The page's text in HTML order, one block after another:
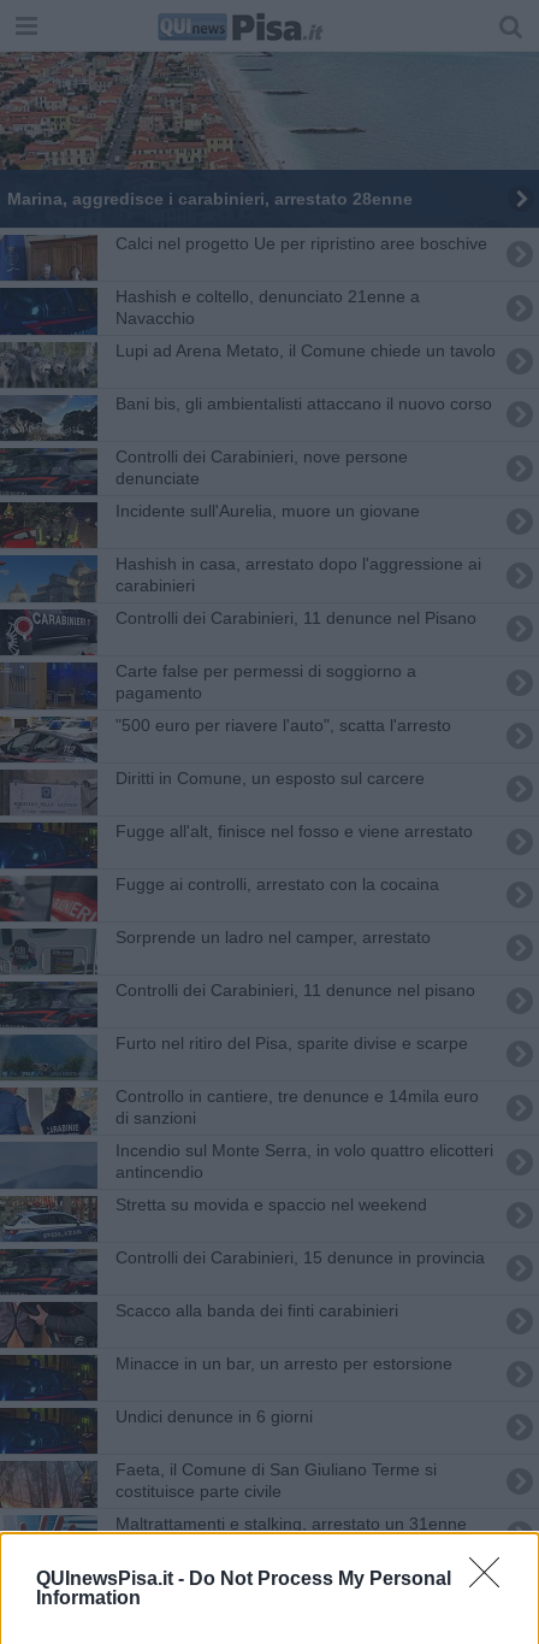
QUInewsPisa.it - Do Not Process My Personal
Information
Marina, aggredisce i carabinieri, arrestato 28enne
Calci nel progetto Ue per ripristino aree boschive
Hashish e coltello, denunciato 21enne a
Navacchio
Lupi ad Arena Metato, il Comune chiede un tavolo
Bani bis, gli ambientalisti attaccano il nuovo corso
Controlli dei Carabinieri, nove persone
denunciate
Incidente sull'Aurelia, muore un giovane
Hashish in casa, arrestato dopo l'aggressione ai
carabinieri
Controlli dei Carabinieri, 11 denunce nel Pisano
Carte false per permessi di soggiorno a
pagamento
"500 euro per riavere l'auto", scatta l'arresto
Diritti in Comune, un esposto sul carcere
Fugge all'alt, finisce nel fosso e viene arrestato
Fugge ai controlli, arrestato con la cocaina
Sorprende un ladro nel camper, arrestato
Controlli dei Carabinieri, 11 denunce nel pisano
Furto nel ritiro del Pisa, sparite divise e scarpe
Controllo in cantiere, tre denunce e 14mila euro
di sanzioni
Incendio sul Monte Serra, in volo quattro elicotteri
antincendio
Stretta su movida e spaccio nel weekend
Controlli dei Carabinieri, 15 denunce in provincia
Scacco alla banda dei finti carabinieri
Minacce in un bar, un arresto per estorsione
Undici denunce in 6 giorni
Faeta, il Comune di San Giuliano Terme si
costituisce parte civile
Maltrattamenti e stalking, arrestato un 31enne
Incendio in un'abitazione, ferito un uomo